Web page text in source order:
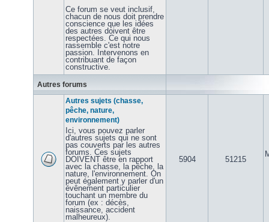
Ce forum se veut inclusif,
chacun de nous doit prendre
conscience que les idées
des autres doivent être
respectées. Ce qui nous
rassemble c'est notre
passion. Intervenons en
contribuant de façon
constructive.
Autres forums
Autres sujets (chasse,
pêche, nature,
environnement)
Ici, vous pouvez parler
d'autres sujets qui ne sont
pas couverts par les autres
forums. Ces sujets
DOIVENT être en rapport
avec la chasse, la pêche, la
nature, l'environnement. On
peut également y parler d'un
évênement particulier
touchant un membre du
forum (ex : décès,
naissance, accident
malheureux).
5904 51215